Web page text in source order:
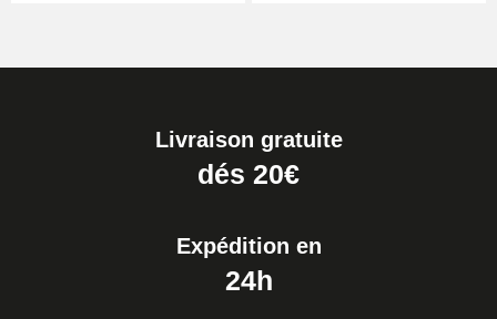
Livraison gratuite
dés 20€
Expédition en
24h